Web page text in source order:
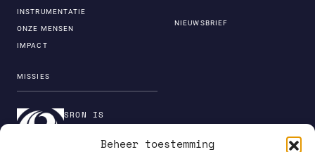
Beheer toestemming
INSTRUMENTATIE
ONZE MENSEN
IMPACT
MISSIES
NIEUWSBRIEF
SRON IS
INSTITUTENORGANI